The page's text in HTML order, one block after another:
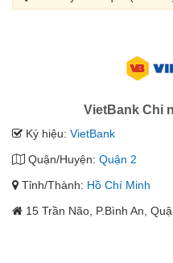
VietBank Chi
Ký hiệu: VietBank
Quận/Huyện: Quận 2
Tỉnh/Thành: Hồ Chí Minh
15 Trần Não, P.Bình An,